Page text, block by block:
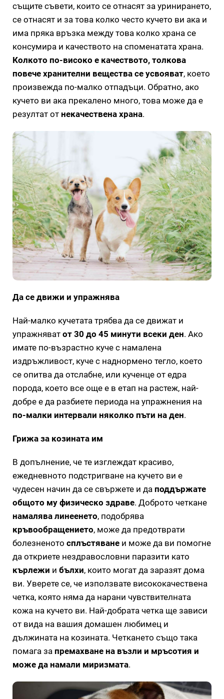
същите съвети, които се отнасят за уринирането,
се отнасят и за това колко често кучето ви ака и
има пряка връзка между това колко храна се
консумира и качеството на споменатата храна.
Колкото по-високо е качеството, толкова
повече хранителни вещества се усвояват, което
произвежда по-малко отпадъци. Обратно, ако
кучето ви ака прекалено много, това може да е
резултат от некачествена храна.
Да се движи и упражнява
Най-малко кучетата трябва да се движат и
упражняват от 30 до 45 минути всеки ден. Ако
имате по-възрастно куче с намалена
издръжливост, куче с наднормено тегло, което
се опитва да отслабне, или кученце от едра
порода, което все още е в етап на растеж, най-
добре е да разбиете периода на упражнения на
по-малки интервали няколко пъти на ден.
Грижа за козината им
В допълнение, че те изглеждат красиво,
ежедневното подстригване на кучето ви е
чудесен начин да се свържете и да поддържате
общото му физическо здраве. Доброто четкане
намалява линеенето, подобрява
кръвообращението, може да предотврати
болезненото сплъстяване и може да ви помогне
да откриете нездравословни паразити като
кърлежи и бълхи, които могат да заразят дома
ви. Уверете се, че използвате висококачествена
четка, която няма да нарани чувствителната
кожа на кучето ви. Най-добрата четка ще зависи
от вида на вашия домашен любимец и
дължината на козината. Четкането също така
помага за премахване на възли и мръсотия и
може да намали миризмата.